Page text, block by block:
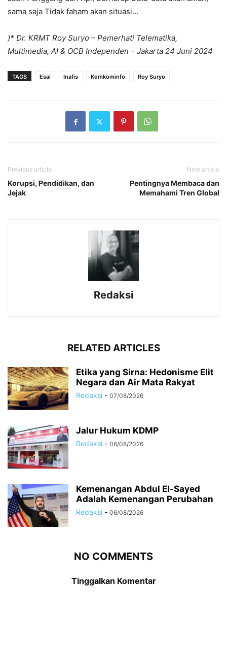
sama saja Tidak faham akan situasi…
)* Dr. KRMT Roy Suryo – Pemerhati Telematika,
Multimedia, AI & OCB Independen – Jakarta 24 Juni 2024
TAGS Esai Inafis Kemkominfo Roy Suryo
Previous article
Korupsi, Pendidikan, dan
Jejak
Next article
Pentingnya Membaca dan
Memahami Tren Global
Redaksi
RELATED ARTICLES
Etika yang Sirna: Hedonisme Elit
Negara dan Air Mata Rakyat
Redaksi - 07/08/2026
Jalur Hukum KDMP
Redaksi - 06/08/2026
Kemenangan Abdul El-Sayed
Adalah Kemenangan Perubahan
Redaksi - 06/08/2026
NO COMMENTS
Tinggalkan Komentar